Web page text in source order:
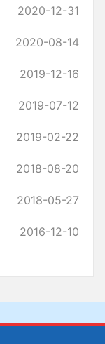
2020-12-31
2020-08-14
2019-12-16
2019-07-12
2019-02-22
2018-08-20
2018-05-27
2016-12-10